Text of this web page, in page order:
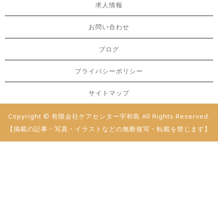
求人情報
お問い合わせ
ブログ
プライバシーポリシー
サイトマップ
Copyright © 有限会社ケアセンター宇和島 All Rights Reserved.
【掲載の記事・写真・イラストなどの無断複写・転載を禁じます】